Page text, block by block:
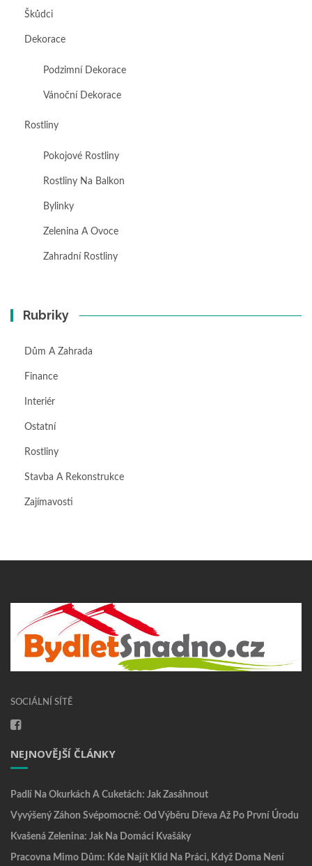
Škůdci
Dekorace
Podzimní Dekorace
Vánoční Dekorace
Rostliny
Pokojové Rostliny
Rostliny Na Balkon
Bylinky
Zelenina A Ovoce
Zahradní Rostliny
Rubriky
Dům A Zahrada
Finance
Interiér
Ostatní
Rostliny
Stavba A Rekonstrukce
Zajímavosti
SOCIÁLNÍ SÍTĚ
NEJNOVĚJŠÍ ČLÁNKY
Padlí Na Okurkách A Cuketách: Jak Zasáhnout
Vyvýšený Záhon Svépomocně: Od Výběru Dřeva Až Po První Úrodu
Kvašená Zelenina: Jak Na Domácí Kvašáky
Pracovna Mimo Dům: Kde Najít Klid Na Práci, Když Doma Není